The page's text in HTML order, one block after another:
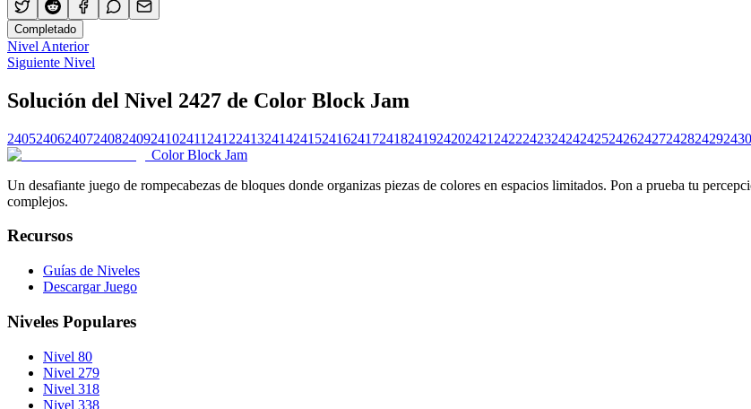
Completado
Nivel Anterior
Siguiente Nivel
Solución del Nivel 2427 de Color Block Jam
2405240624072408240924102411 2412241324142415241624172418241924202421 242224232424242524262427242824292430
Color Block Jam
Un desafiante juego de rompecabezas de bloques donde organizas piezas de colores en espacios limitados. Pon a prueba tu
complejos.
Recursos
Guías de Niveles
Descargar Juego
Niveles Populares
Nivel 80
Nivel 279
Nivel 318
Nivel 338